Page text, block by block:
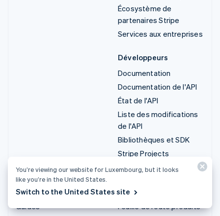
Écosystème de
partenaires Stripe
Services aux entreprises
Développeurs
Documentation
Documentation de l'API
État de l'API
Liste des modifications
de l'API
Bibliothèques et SDK
Stripe Projects
Blog du développeur
Ressources
Guides
Entreprise
Feuille de route produits
You’re viewing our website for Luxembourg, but it looks
like you’re in the United States.
Switch to the United States site